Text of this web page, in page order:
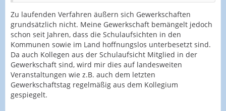
Zu laufenden Verfahren äußern sich Gewerkschaften
grundsätzlich nicht. Meine Gewerkschaft bemängelt jedoch
schon seit Jahren, dass die Schulaufsichten in den
Kommunen sowie im Land hoffnungslos unterbesetzt sind.
Da auch Kollegen aus der Schulaufsicht Mitglied in der
Gewerkschaft sind, wird mir dies auf landesweiten
Veranstaltungen wie z.B. auch dem letzten
Gewerkschaftstag regelmäßig aus dem Kollegium
gespiegelt.